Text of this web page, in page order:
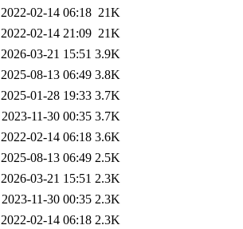
2022-02-14 06:18 21K
2022-02-14 21:09 21K
2026-03-21 15:51 3.9K
2025-08-13 06:49 3.8K
2025-01-28 19:33 3.7K
2023-11-30 00:35 3.7K
2022-02-14 06:18 3.6K
2025-08-13 06:49 2.5K
2026-03-21 15:51 2.3K
2023-11-30 00:35 2.3K
2022-02-14 06:18 2.3K